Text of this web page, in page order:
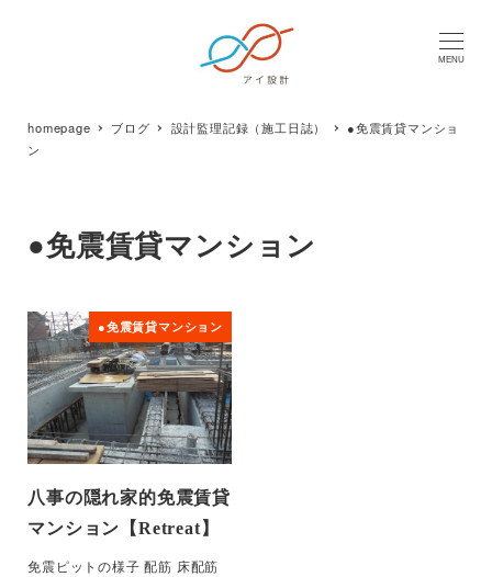
MENU
homepage ブログ 設計監理記録（施工日誌）
●免震賃貸マンショ
ン
●免震賃貸マンション
●免震賃貸マンション
八事の隠れ家的免震賃貸
マンション【Retreat】
免震ピットの様子 配筋 床配筋